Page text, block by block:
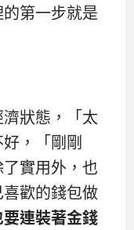
第一步就是
狀態，「太
，「剛剛
實用外，也
歡的錢包做
要連裝著金錢